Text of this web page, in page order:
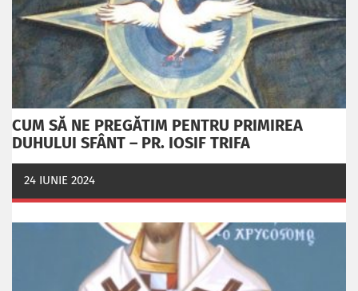
CUM SĂ NE PREGĂTIM PENTRU PRIMIREA
DUHULUI SFÂNT – PR. IOSIF TRIFA
24 IUNIE 2024